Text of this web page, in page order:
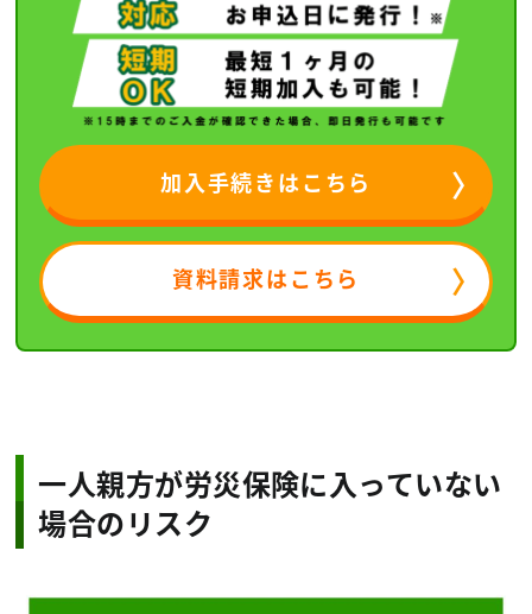
加入手続きはこちら
資料請求はこちら
一人親方が労災保険に入っていない
場合のリスク